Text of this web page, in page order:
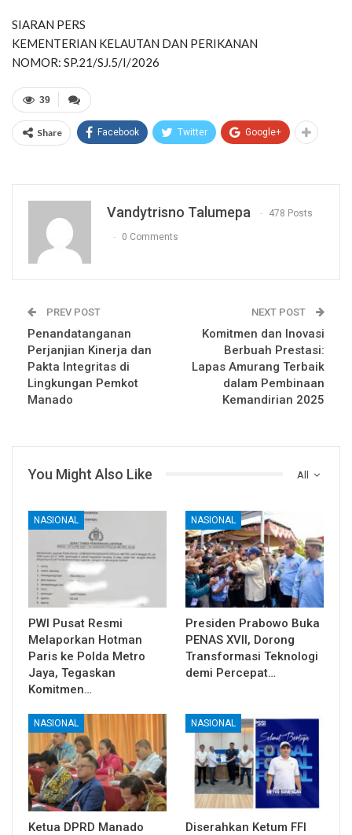
SIARAN PERS
KEMENTERIAN KELAUTAN DAN PERIKANAN
NOMOR: SP.21/SJ.5/I/2026
39
Share Facebook Twitter Google+
Vandytrisno Talumepa 478 Posts
0 Comments
PREV POST
Penandatanganan
Perjanjian Kinerja dan
Pakta Integritas di
Lingkungan Pemkot
Manado
NEXT POST
Komitmen dan Inovasi
Berbuah Prestasi:
Lapas Amurang Terbaik
dalam Pembinaan
Kemandirian 2025
All
You Might Also Like
NASIONAL
PWI Pusat Resmi
Melaporkan Hotman
Paris ke Polda Metro
Jaya, Tegaskan
Komitmen…
NASIONAL
Presiden Prabowo Buka
PENAS XVII, Dorong
Transformasi Teknologi
demi Percepat…
NASIONAL
Ketua DPRD Manado
NASIONAL
Diserahkan Ketum FFI